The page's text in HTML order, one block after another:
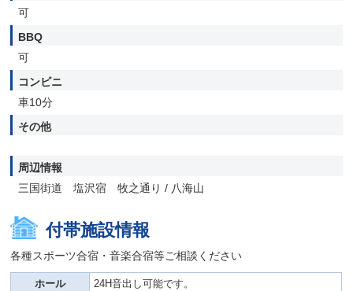
可
BBQ
可
コンビニ
車10分
その他
周辺情報
三国街道 塩沢宿 牧之通り / 八海山
付帯施設情報
各種スポーツ合宿・音楽合宿等ご相談ください
ホール
24H音出し可能です。